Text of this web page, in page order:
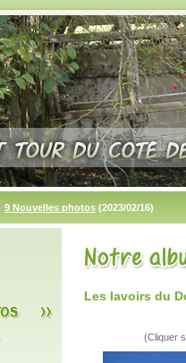
9 Nouvelles photos (2023/02/16)
Les lavoirs du
(Cliquer